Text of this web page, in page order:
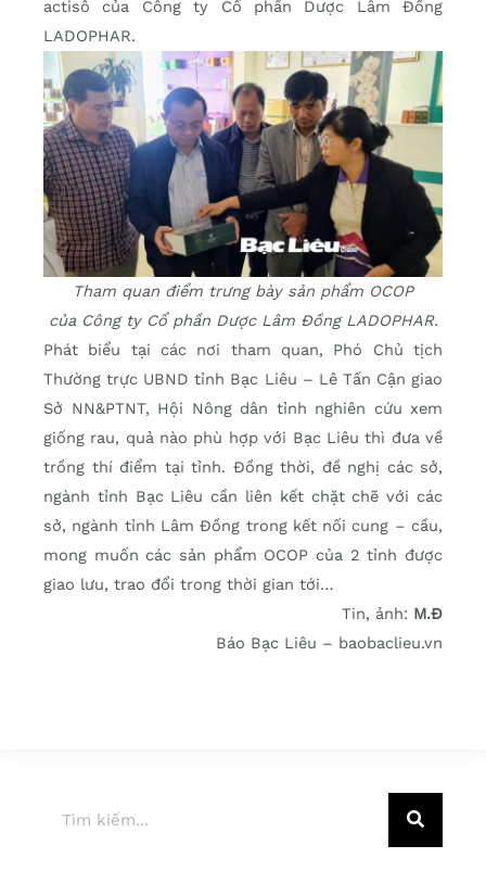
actisô của Công ty Cổ phần Dược Lâm Đồng
LADOPHAR.
Tham quan điểm trưng bày sản phẩm OCOP
của Công ty Cổ phần Dược Lâm Đồng LADOPHAR.
Phát biểu tại các nơi tham quan, Phó Chủ tịch
Thường trực UBND tỉnh Bạc Liêu – Lê Tấn Cận giao
Sở NN&PTNT, Hội Nông dân tỉnh nghiên cứu xem
giống rau, quả nào phù hợp với Bạc Liêu thì đưa về
trồng thí điểm tại tỉnh. Đồng thời, đề nghị các sở,
ngành tỉnh Bạc Liêu cần liên kết chặt chẽ với các
sở, ngành tỉnh Lâm Đồng trong kết nối cung – cầu,
mong muốn các sản phẩm OCOP của 2 tỉnh được
giao lưu, trao đổi trong thời gian tới…
Tin, ảnh: M.Đ
Báo Bạc Liêu – baobaclieu.vn